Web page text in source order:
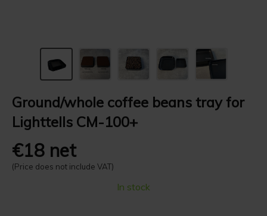
Ground/whole coffee beans tray for
Lighttells CM-100+
€18 net
(Price does not include VAT)
In stock